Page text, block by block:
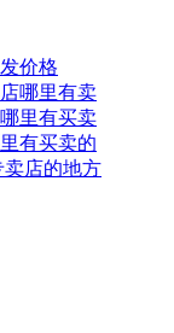
价格
哪里有卖
里有买卖
有买卖的
店的地方